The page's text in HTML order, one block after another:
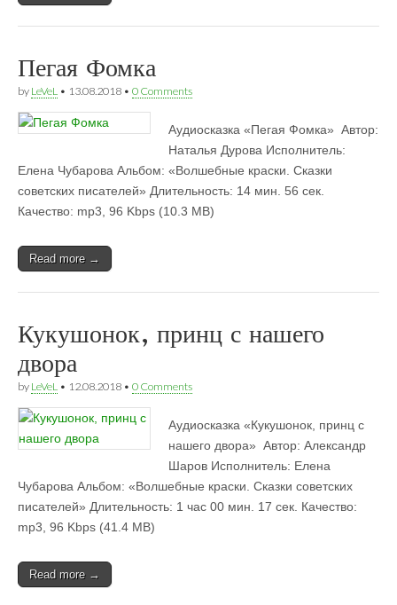
Пегая Фомка
by LeVeL • 13.08.2018 • 0 Comments
Аудиосказка «Пегая Фомка»  Автор:
Наталья Дурова Исполнитель:
Елена Чубарова Альбом: «Волшебные краски. Сказки
советских писателей» Длительность: 14 мин. 56 сек.
Качество: mp3, 96 Kbps (10.3 MB)
Read more →
Кукушонок, принц с нашего
двора
by LeVeL • 12.08.2018 • 0 Comments
Аудиосказка «Кукушонок, принц с
нашего двора»  Автор: Александр
Шаров Исполнитель: Елена
Чубарова Альбом: «Волшебные краски. Сказки советских
писателей» Длительность: 1 час 00 мин. 17 сек. Качество:
mp3, 96 Kbps (41.4 MB)
Read more →